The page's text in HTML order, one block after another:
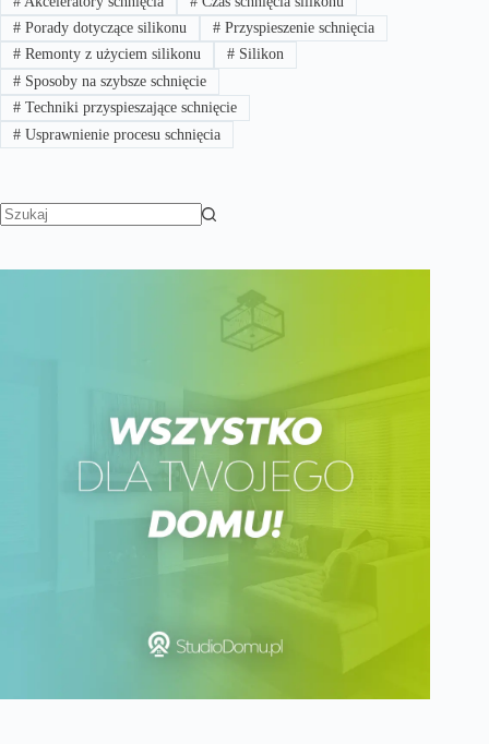
#Porady dotyczące silikonu #Przyspieszenie schnięcia
#Remonty z użyciem silikonu #Silikon
#Sposoby na szybsze schnięcie
#Techniki przyspieszające schnięcie
#Usprawnienie procesu schnięcia